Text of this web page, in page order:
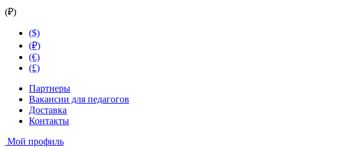
(₽)
($)
(₽)
(€)
(£)
Партнеры
Вакансии для педагогов
Доставка
Контакты
Мой профиль